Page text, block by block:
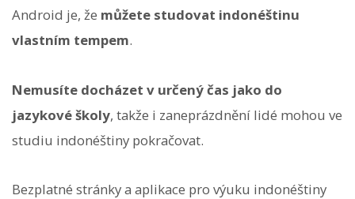
Android je, že můžete studovat indonéštinu
vlastním tempem.
Nemusíte docházet v určený čas jako do
jazykové školy, takže i zaneprázdnění lidé mohou ve
studiu indonéštiny pokračovat.
Bezplatné stránky a aplikace pro výuku indonéštiny